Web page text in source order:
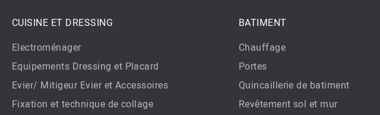
CUISINE ET DRESSING
Electroménager
Equipements Dressing et Placard
Evier/ Mitigeur Evier et Accessoires
Fixation et technique de collage
BATIMENT
Chauffage
Portes
Quincaillerie de batiment
Revêtement sol et mur